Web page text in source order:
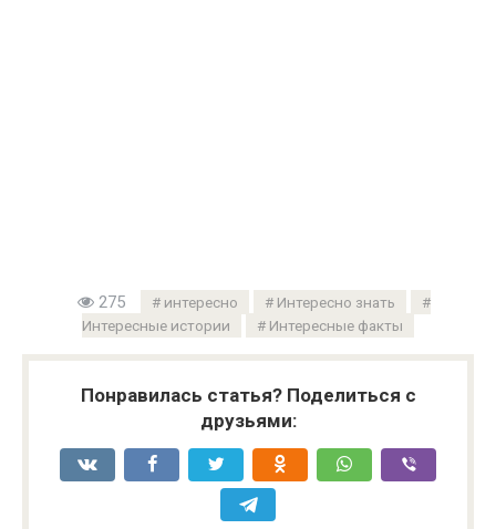
275 интересно
Интересно знать
Интересные истории
Интересные факты
Понравилась статья? Поделиться с
друзьями: